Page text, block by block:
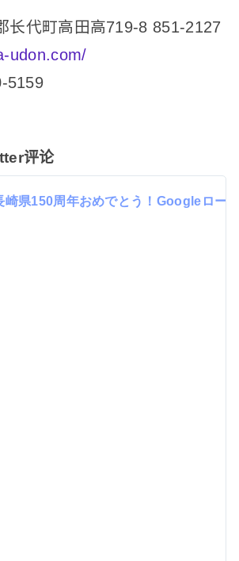
长代町高田高719-8 851-2127
udon.com/
5159
评论
崎県150周年おめでとう！Googleローカル